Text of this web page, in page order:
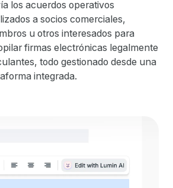
los acuerdos operativos
a socios comerciales,
u otros interesados para
firmas electrónicas legalmente
todo gestionado desde una
integrada.